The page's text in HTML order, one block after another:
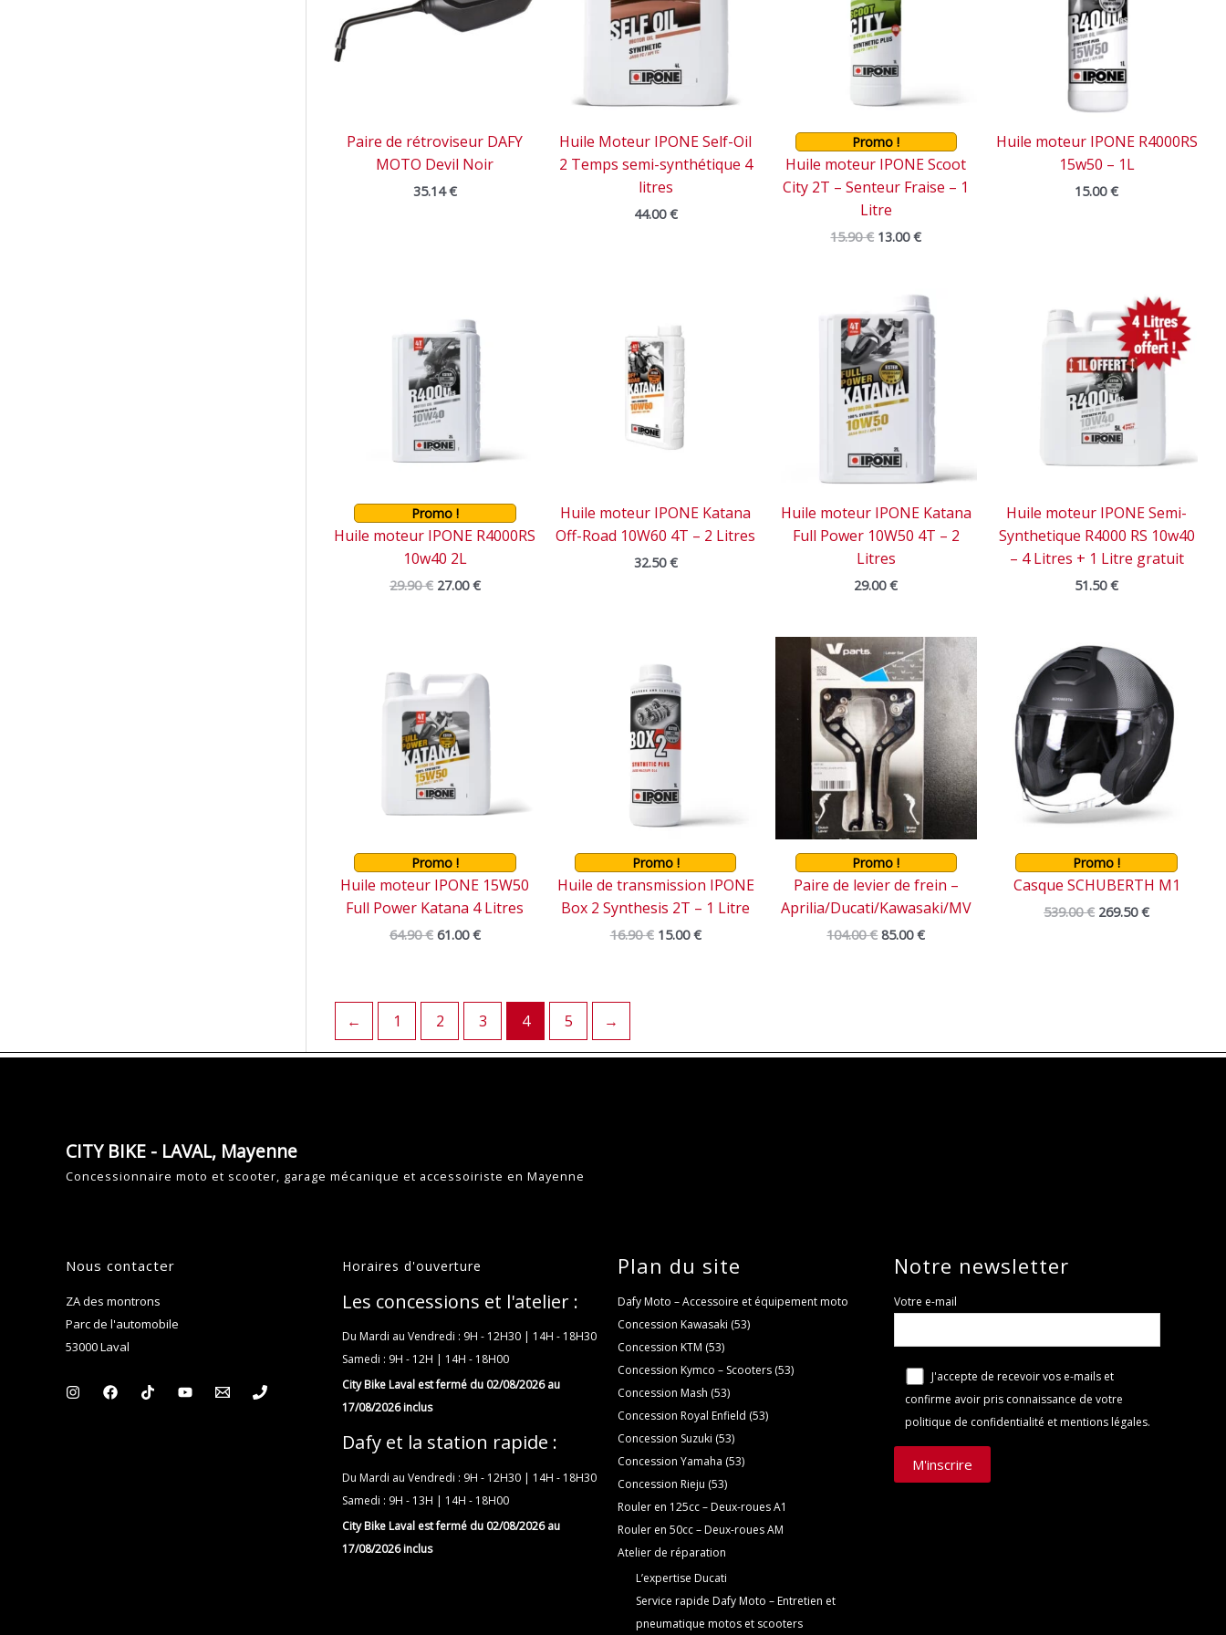
Paire de rétroviseur DAFY
MOTO Devil Noir
35.14€
Huile Moteur IPONE Self-Oil
2 Temps semi-synthétique 4
litres
44.00€
Promo !
Huile moteur IPONE Scoot
City 2T – Senteur Fraise – 1
Litre
15.90€ 13.00€
Huile moteur IPONE R4000RS
15w50 – 1L
15.00€
Promo !
Huile moteur IPONE R4000RS
10w40 2L
29.90€
initial
était :
29.90 €.
27.00€
est :
27.00 €.
Huile moteur IPONE Katana
Off-Road 10W60 4T – 2 Litres
32.50€
Huile moteur IPONE Katana
Full Power 10W50 4T – 2
Litres
29.00€
Huile moteur IPONE Semi-
Synthetique R4000 RS 10w40
– 4 Litres + 1 Litre gratuit
51.50€
Promo !
Huile moteur IPONE 15W50
Full Power Katana 4 Litres
64.90€
initial
était :
64.90 €.
61.00€
actuel
est :
61.00 €.
Promo !
Huile de transmission IPONE
Box 2 Synthesis 2T – 1 Litre
16.90€
prix
initial
était :
16.90 €.
15.00€
Promo !
Paire de levier de frein –
Aprilia/Ducati/Kawasaki/MV
104.00€
Le
prix
initial
était :
104.00 €.
85.00€
actuel
est :
85.00 €.
Promo !
Casque SCHUBERTH M1
539.00€
Le
prix
initial
était :
539.00 €.
269.50€
actuel
est :
269.50 €.
← 1 2 3 4 5 →
CITY BIKE - LAVAL, Mayenne
Concessionnaire moto et scooter, garage mécanique et accessoiriste en Mayenne
Nous contacter
ZA des montrons
Parc de l'automobile
53000 Laval
Horaires d'ouverture
Les concessions et l'atelier :
Du Mardi au Vendredi : 9H - 12H30 | 14H - 18H30
Samedi : 9H - 12H | 14H - 18H00
City Bike Laval est fermé du 02/08/2026 au
17/08/2026 inclus
Dafy et la station rapide :
Du Mardi au Vendredi : 9H - 12H30 | 14H - 18H30
Samedi : 9H - 13H | 14H - 18H00
City Bike Laval est fermé du 02/08/2026 au
17/08/2026 inclus
Plan du site
Dafy Moto – Accessoire et équipement moto
Concession Kawasaki (53)
Concession KTM (53)
Concession Kymco – Scooters (53)
Concession Mash (53)
Concession Royal Enfield (53)
Concession Suzuki (53)
Concession Yamaha (53)
Concession Rieju (53)
Rouler en 125cc – Deux-roues A1
Rouler en 50cc – Deux-roues AM
Atelier de réparation
L’expertise Ducati
Service rapide Dafy Moto – Entretien et
pneumatique motos et scooters
Notre newsletter
Votre e-mail
J'accepte de recevoir vos e-mails et
confirme avoir pris connaissance de votre
politique de confidentialité et mentions légales.